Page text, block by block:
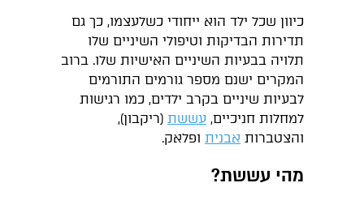
כיוון שכל ילד הוא ייחודי כשלעצמו, כך גם
תדירות הבדיקות וטיפולי השיניים שלו
תלויה בבעיות השיניים האישיות שלו. ברוב
המקרים ישנם מספר גורמים התורמים
לבעיות שיניים בקרב ילדים, כמו רגישות
למחלות חניכיים, עששת (ריקבון),
והצטברות אבנית ופלאק.
מהי עששת?